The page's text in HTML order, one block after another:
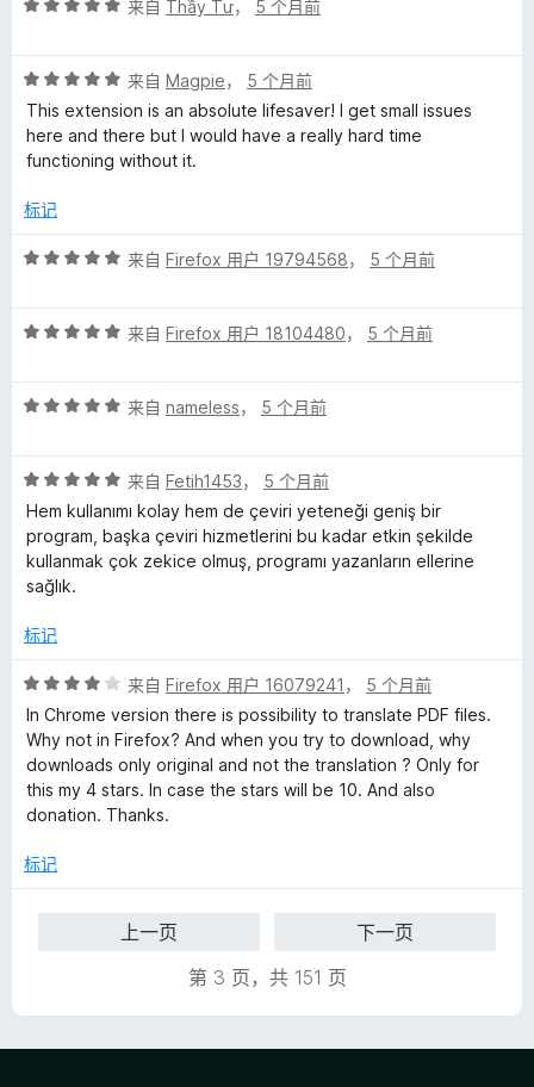
/评
/
5
来自 Thầy Tư， 5 个月前
评
分
5
/
来自 Magpie， 5 个月前
This extension is an absolute lifesaver! I get small issues
here and there but I would have a really hard time
functioning without it.
标记
评
/
来自 Firefox 用户 19794568， 5 个月前
评
/
来自 Firefox 用户 18104480， 5 个月前
评
/
5
来自 nameless， 5 个月前
评
分
5
/
5
来自 Fetih1453， 5 个月前
Hem kullanımı kolay hem de çeviri yeteneği geniş bir
program, başka çeviri hizmetlerini bu kadar etkin şekilde
kullanmak çok zekice olmuş, programı yazanların ellerine
sağlık.
标记
评
分
4
/
5
来自 Firefox 用户 16079241 ， 5 个月前
In Chrome version there is possibility to translate PDF files.
Why not in Firefox? And when you try to download, why
downloads only original and not the translation ? Only for
this my 4 stars. In case the stars will be 10. And also
donation. Thanks.
标记
上一页
下一页
第 3 页，共 151 页